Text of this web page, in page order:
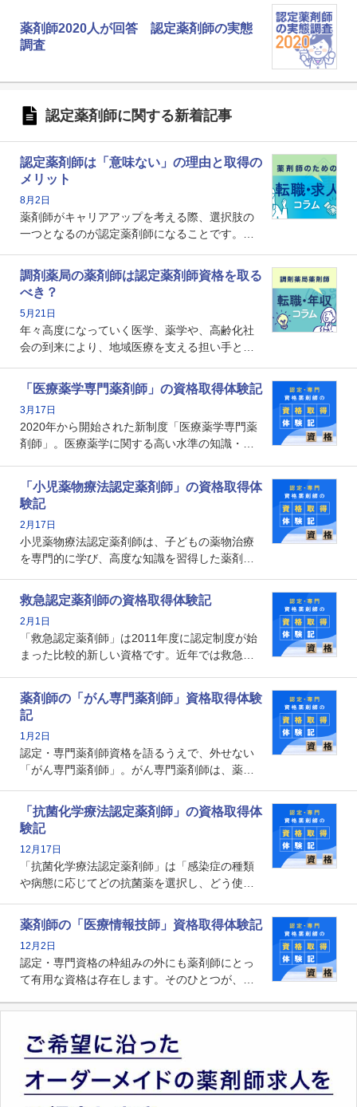
薬剤師2020人が回答 認定薬剤師の実態
調査
認定薬剤師に関する新着記事
認定薬剤師は「意味ない」の理由と取得の
メリット
8月2日
薬剤師がキャリアアップを考える際、選択肢の
一つとなるのが認定薬剤師になることです。し
という声を聞いたことがあるかもしれません。
本記事では、認定薬剤師が「意味ない」といわ
れる理由や、取得するメリット、年収・キャリ
アへの影響を解説します。
調剤薬局の薬剤師は認定薬剤師資格を取る
べき？
5月21日
年々高度になっていく医学、薬学や、高齢化社
会の到来により、地域医療を支える担い手とし
で、重要度が増しているのが認定薬剤師という
資格です。認定薬剤師とはいったいどんな資格
なのでしょうか。それを取得するとどのような
メリットがあるのでしょうか。
「医療薬学専門薬剤師」の資格取得体験記
3月17日
2020年から開始された新制度「医療薬学専門薬
剤師」。医療薬学に関する高い水準の知識・技
剤師としての専門性を示す客観的な根拠の一つ
となります。取得要件は多岐に渡り、審査も複
数回ありますが、患者さんに対して一定の能力
の証明になる資格と言えます。
「小児薬物療法認定薬剤師」の資格取得体
験記
2月17日
小児薬物療法認定薬剤師は、子どもの薬物治療
を専門的に学び、高度な知識を習得した薬剤師
や、特有の疾患、心理状況を理解し、専門性を
深めることで、子どもとその保護者に寄り添え
る存在です。今回はそんな小児薬物療法認定薬
剤師の取得体験記をご紹介します。
救急認定薬剤師の資格取得体験記
2月1日
「救急認定薬剤師」は2011年度に認定制度が始
まった比較的新しい資格です。近年では救急病
とから、救急認定薬剤師を目指す病院薬剤師も
増えているのではないでしょうか。今回はそん
な救急認定薬剤師の取得体験記をご紹介しま
す。
薬剤師の「がん専門薬剤師」資格取得体験
記
1月2日
認定・専門薬剤師資格を語るうえで、外せない
「がん専門薬剤師」。がん専門薬剤師は、薬剤
関する資格として、2009年に発足しました。薬
剤師の専門性を活かして高度化するがん医療に
貢献する姿は、今も病院薬剤師にとって一目置
かれる存在です。
「抗菌化学療法認定薬剤師」の資格取得体
験記
12月17日
「抗菌化学療法認定薬剤師」は「感染症の種類
や病態に応じてどの抗菌薬を選択し、どう使っ
る薬剤師です。現在、感染防止対策加算の施設
基準に専任の薬剤師配置が挙げられており、今
後は感染症領域で薬剤師に、より多くの役割が
求められる可能性もあります。
薬剤師の「医療情報技師」資格取得体験記
12月2日
認定・専門資格の枠組みの外にも薬剤師にとっ
て有用な資格は存在します。そのひとつが、
査データ、投薬歴など非常に多岐にわたる医療
とは、病院薬剤師を中心に大きな武器になりま
す。